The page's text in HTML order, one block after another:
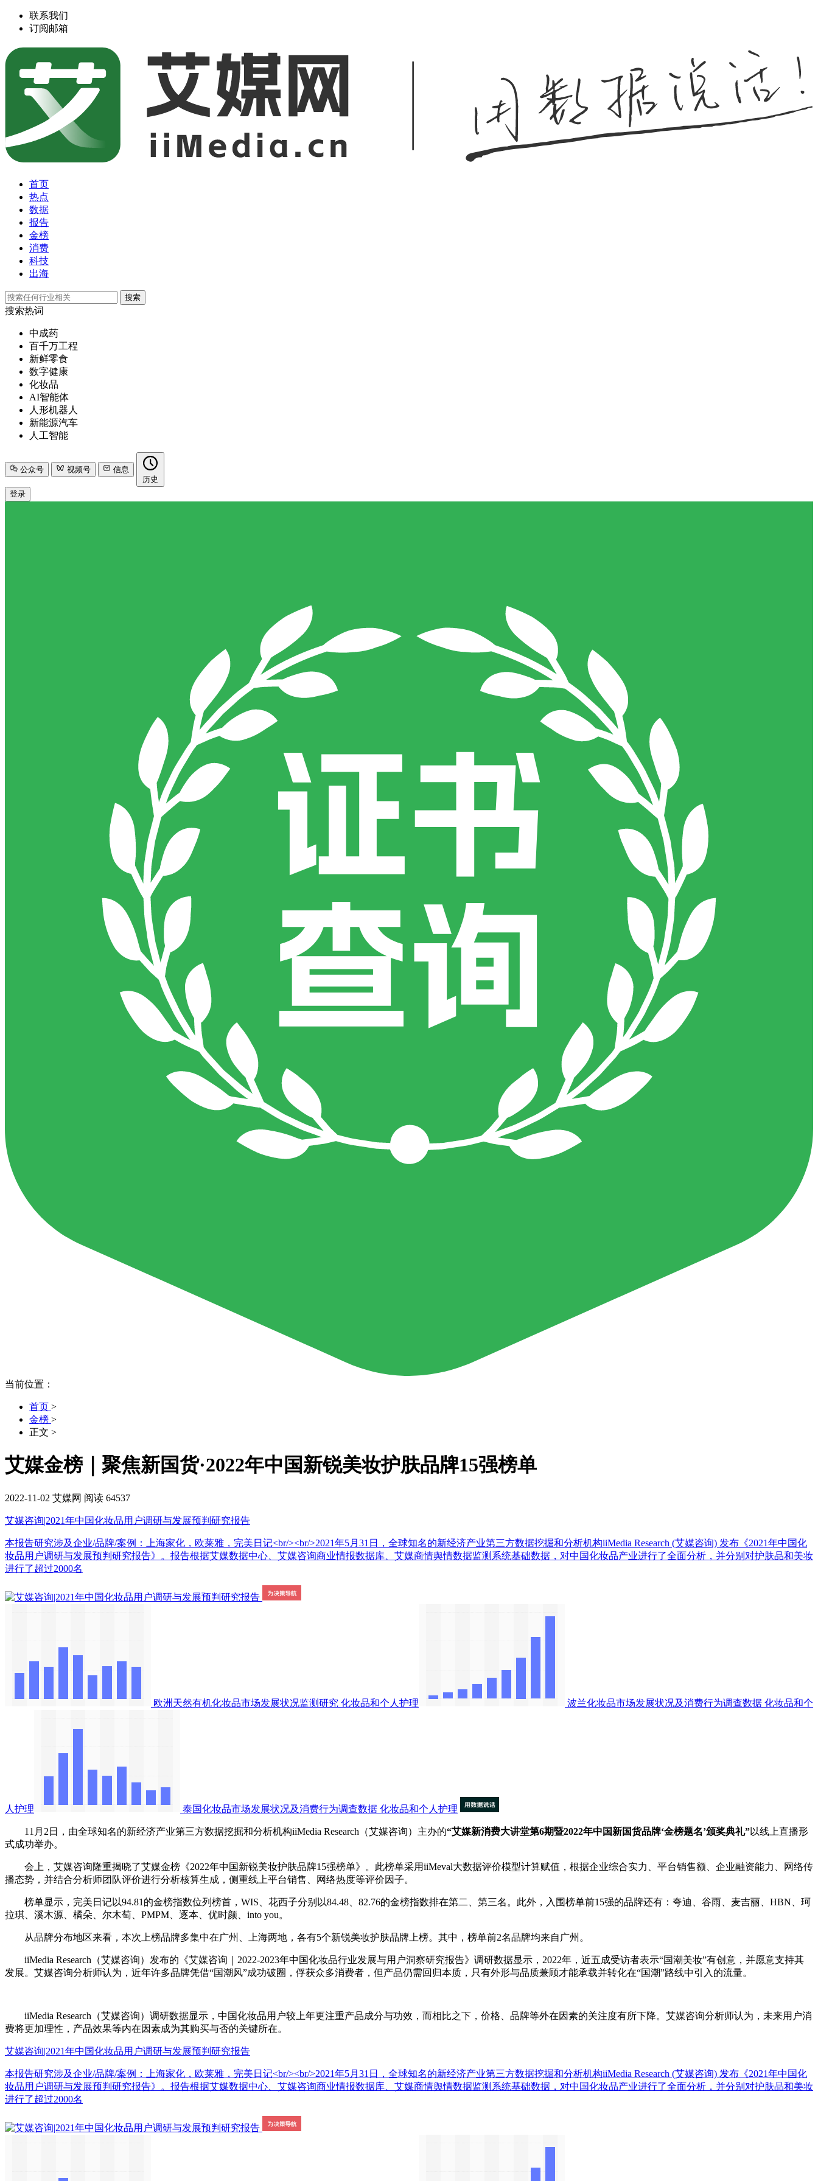
联系我们
订阅邮箱
首页
热点
数据
报告
金榜
消费
科技
出海
搜索
搜索热词
中成药
百千万工程
新鲜零食
数字健康
化妆品
AI智能体
人形机器人
新能源汽车
人工智能
公众号 视频号
信息
历史
登录
当前位置：
首页 >
金榜 >
正文 >
艾媒金榜｜聚焦新国货·2022年中国新锐美妆护肤品牌15强榜单
2022-11-02 艾媒网 阅读 64537
艾媒咨询|2021年中国化妆品用户调研与发展预判研究报告
本报告研究涉及企业/品牌/案例：上海家化，欧莱雅，完美日记<br/><br/>2021年5月31日，全球知名的新经济产业第三方数据挖掘和分析机构iiMedia Research (艾媒咨询) 发布《2021年中国化
妆品用户调研与发展预判研究报告》。报告根据艾媒数据中心、艾媒咨询商业情报数据库、艾媒商情舆情数据监测系统基础数据，对中国化妆品产业进行了全面分析，并分别对护肤品和美妆
进行了超过2000名
欧洲天然有机化妆品市场发展状况监测研究 化妆品和个人护理 波兰化妆品市场发展状况及消费行为调查数据 化妆品和个
人护理 泰国化妆品市场发展状况及消费行为调查数据 化妆品和个人护理
11月2日，由全球知名的新经济产业第三方数据挖掘和分析机构iiMedia Research（艾媒咨询）主办的“艾媒新消费大讲堂第6期暨2022年中国新国货品牌‘金榜题名’颁奖典礼”以线上直播形
式成功举办。
会上，艾媒咨询隆重揭晓了艾媒金榜《2022年中国新锐美妆护肤品牌15强榜单》。此榜单采用iiMeval大数据评价模型计算赋值，根据企业综合实力、平台销售额、企业融资能力、网络传
播态势，并结合分析师团队评价进行分析核算生成，侧重线上平台销售、网络热度等评价因子。
榜单显示，完美日记以94.81的金榜指数位列榜首，WIS、花西子分别以84.48、82.76的金榜指数排在第二、第三名。此外，入围榜单前15强的品牌还有：夸迪、谷雨、麦吉丽、HBN、珂
拉琪、溪木源、橘朵、尔木萄、PMPM、逐本、优时颜、into you。
从品牌分布地区来看，本次上榜品牌多集中在广州、上海两地，各有5个新锐美妆护肤品牌上榜。其中，榜单前2名品牌均来自广州。
iiMedia Research（艾媒咨询）发布的《艾媒咨询｜2022-2023年中国化妆品行业发展与用户洞察研究报告》调研数据显示，2022年，近五成受访者表示“国潮美妆”有创意，并愿意支持其
发展。艾媒咨询分析师认为，近年许多品牌凭借“国潮风”成功破圈，俘获众多消费者，但产品仍需回归本质，只有外形与品质兼顾才能承载并转化在“国潮”路线中引入的流量。
iiMedia Research（艾媒咨询）调研数据显示，中国化妆品用户较上年更注重产品成分与功效，而相比之下，价格、品牌等外在因素的关注度有所下降。艾媒咨询分析师认为，未来用户消
费将更加理性，产品效果等内在因素成为其购买与否的关键所在。
艾媒咨询|2021年中国化妆品用户调研与发展预判研究报告
本报告研究涉及企业/品牌/案例：上海家化，欧莱雅，完美日记<br/><br/>2021年5月31日，全球知名的新经济产业第三方数据挖掘和分析机构iiMedia Research (艾媒咨询) 发布《2021年中国化
妆品用户调研与发展预判研究报告》。报告根据艾媒数据中心、艾媒咨询商业情报数据库、艾媒商情舆情数据监测系统基础数据，对中国化妆品产业进行了全面分析，并分别对护肤品和美妆
进行了超过2000名